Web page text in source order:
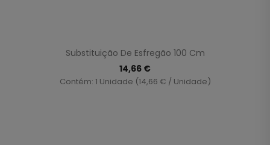
Substituição De Esfregão 100 Cm
14,66 €
Contém: 1 Unidade (14,66 € / Unidade)